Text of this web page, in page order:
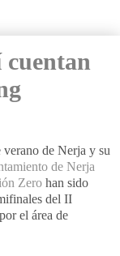
verano de Nerja y su
de Nerja
Zero han sido
del II
el área de